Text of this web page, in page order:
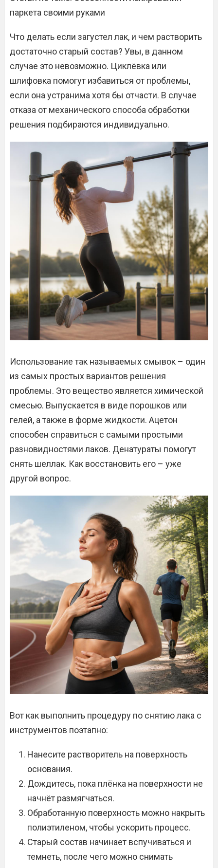
паркета своими руками
Что делать если загустел лак, и чем растворить
достаточно старый состав? Увы, в данном
случае это невозможно. Циклёвка или
шлифовка помогут избавиться от проблемы,
если она устранима хотя бы отчасти. В случае
отказа от механического способа обработки
решения подбираются индивидуально.
Использование так называемых смывок – один
из самых простых вариантов решения
проблемы. Это вещество является химической
смесью. Выпускается в виде порошков или
гелей, а также в форме жидкости. Ацетон
способен справиться с самыми простыми
разновидностями лаков. Денатураты помогут
снять шеллак. Как восстановить его – уже
другой вопрос.
Вот как выполнить процедуру по снятию лака с
инструментов поэтапно:
Нанесите растворитель на поверхность
основания.
Дождитесь, пока плёнка на поверхности не
начнёт размягчаться.
Обработанную поверхность можно накрыть
полиэтиленом, чтобы ускорить процесс.
Старый состав начинает вспучиваться и
темнеть, после чего можно снимать